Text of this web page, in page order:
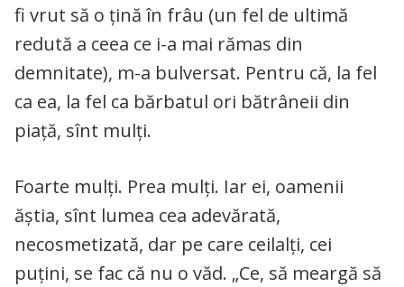
fi vrut să o țină în frâu (un fel de ultimă
redută a ceea ce i-a mai rămas din
demnitate), m-a bulversat. Pentru că, la fel
ca ea, la fel ca bărbatul ori bătrâneii din
piață, sînt mulți.
Foarte mulți. Prea mulți. Iar ei, oamenii
ăștia, sînt lumea cea adevărată,
necosmetizată, dar pe care ceilalți, cei
puțini, se fac că nu o văd. „Ce, să meargă să